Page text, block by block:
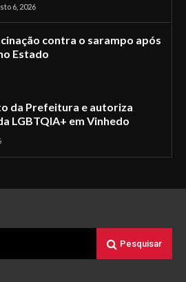
6, 2026
contra o sarampo após
Estado
da Prefeitura e autoriza
LGBTQIA+ em Vinhedo
Pesquisar